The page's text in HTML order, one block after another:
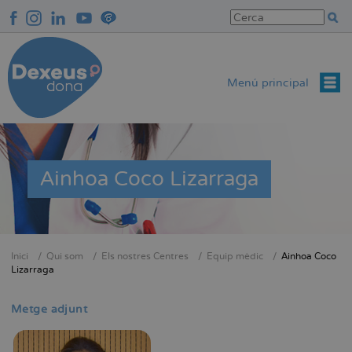
contingut
Menú principal
Ainhoa Coco Lizarraga
Fil
Inici Qui som Els nostres Centres Equip mèdic
Ainhoa Coco
Lizarraga
Metge adjunt